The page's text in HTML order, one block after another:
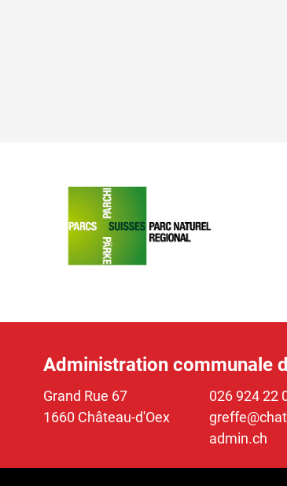
Verschiedene Informationen
Administration communale
Grand Rue 67
1660 Château-d'Oex
026 924 22
admin.ch